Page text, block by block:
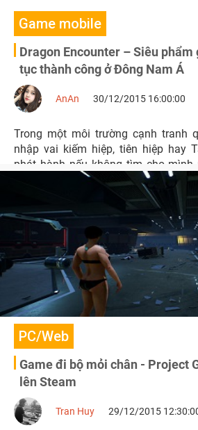
Game mobile
Dragon Encounter – Siêu
tục thành công ở Đông Nam Á
AnAn 30/12/2015 16:00:00
Trong một môi trường cạnh tranh
nhập vai kiếm hiệp, tiên hiệp hay
phát hành nếu không tìm cho
lược, bức phá mới thì khó có thể
PC/Web
Game đi bộ mỏi chân - Project
lên Steam
Tran Huy 29/12/2015